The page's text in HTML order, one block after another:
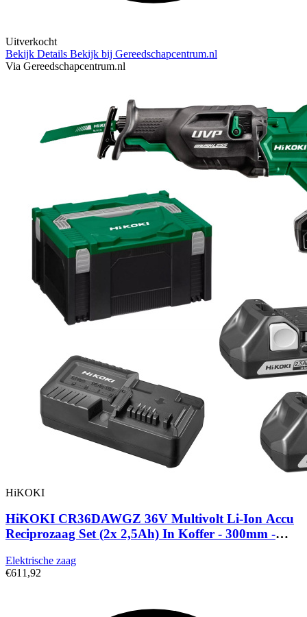
Uitverkocht
Bekijk Details Bekijk bij Gereedschapcentrum.nl
Via Gereedschapcentrum.nl
HiKOKI
HiKOKI CR36DAWGZ 36V Multivolt Li-Ion Accu
Reciprozaag Set (2x 2,5Ah) In Koffer - 300mm -
Elektrische zaag
€611,92